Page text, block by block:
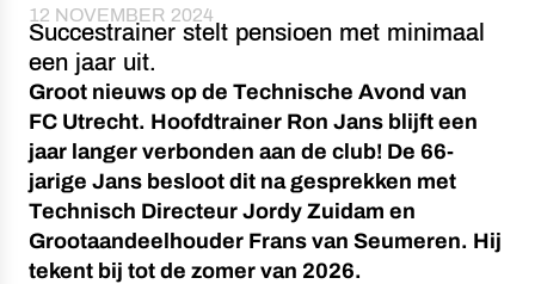
12 NOVEMBER 2024
Succestrainer stelt pensioen met minimaal
een jaar uit.
Groot nieuws op de Technische Avond van
FC Utrecht. Hoofdtrainer Ron Jans blijft een
jaar langer verbonden aan de club! De 66-
jarige Jans besloot dit na gesprekken met
Technisch Directeur Jordy Zuidam en
Grootaandeelhouder Frans van Seumeren. Hij
tekent bij tot de zomer van 2026.